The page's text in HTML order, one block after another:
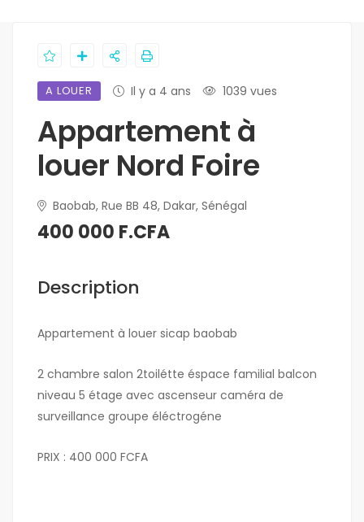
A LOUER Il y a 4 ans 1039 vues
Appartement à
louer Nord Foire
Baobab, Rue BB 48, Dakar, Sénégal
400 000 F.CFA
Description
Appartement à louer sicap baobab
2 chambre salon 2toilétte éspace familial balcon
niveau 5 étage avec ascenseur caméra de
surveillance groupe éléctrogéne
PRIX : 400 000 FCFA